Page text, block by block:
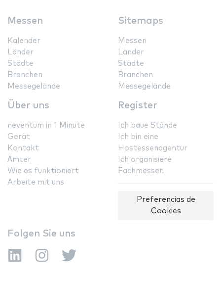
Messen
Kalender
Länder
Städte
Branchen
Messegelände
Sitemaps
Messen
Länder
Städte
Branchen
Messegelände
Über uns
neventum in 1 Minute
Gerät
Kontakt
Ämter
Wie es funktioniert
Arbeite mit uns
Register
Ich baue Stände
Ich bin eine
Hostessenagentur
Ich organisiere
Fachmessen
Preferencias de
Cookies
Folgen Sie uns